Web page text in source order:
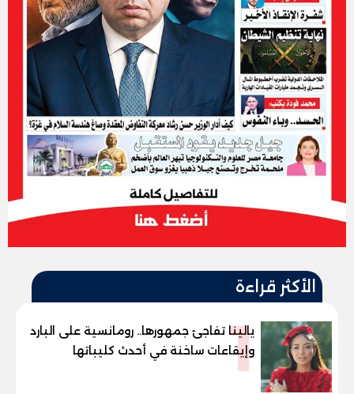
الأكثر قراءة
1
يالينا تفاجئ جمهورها.. رومانسية على البارد
وإيقاعات ساخنة في أحدث كليباتها